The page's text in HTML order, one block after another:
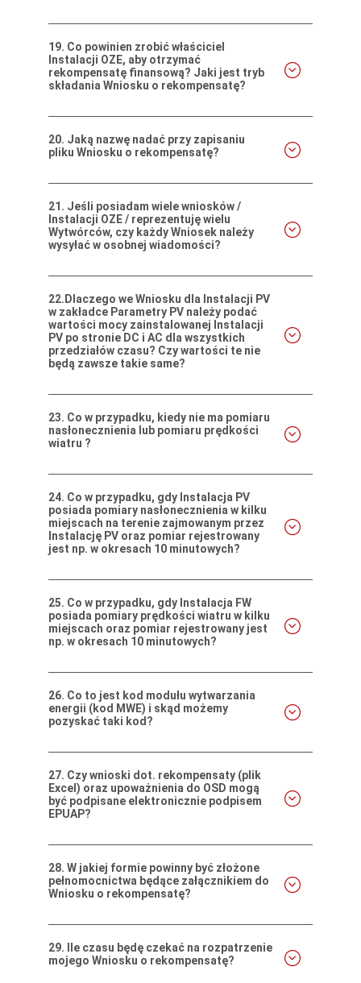
19. Co powinien zrobić właściciel
Instalacji OZE, aby otrzymać
rekompensatę finansową? Jaki jest tryb
składania Wniosku o rekompensatę?
20. Jaką nazwę nadać przy zapisaniu
pliku Wniosku o rekompensatę?
21. Jeśli posiadam wiele wniosków /
Instalacji OZE / reprezentuję wielu
Wytwórców, czy każdy Wniosek należy
wysyłać w osobnej wiadomości?
22. Dlaczego we Wniosku dla Instalacji PV
w zakładce Parametry PV należy podać
wartości mocy zainstalowanej Instalacji
PV po stronie DC i AC dla wszystkich
przedziałów czasu? Czy wartości te nie
będą zawsze takie same?
23. Co w przypadku, kiedy nie ma pomiaru
nasłonecznienia lub pomiaru prędkości
wiatru ?
24. Co w przypadku, gdy Instalacja PV
posiada pomiary nasłonecznienia w kilku
miejscach na terenie zajmowanym przez
Instalację PV oraz pomiar rejestrowany
jest np. w okresach 10 minutowych?
25. Co w przypadku, gdy Instalacja FW
posiada pomiary prędkości wiatru w kilku
miejscach oraz pomiar rejestrowany jest
np. w okresach 10 minutowych?
26. Co to jest kod modułu wytwarzania
energii (kod MWE) i skąd możemy
pozyskać taki kod?
27. Czy wnioski dot. rekompensaty (plik
Excel) oraz upoważnienia do OSD mogą
być podpisane elektronicznie podpisem
EPUAP?
28. W jakiej formie powinny być złożone
pełnomocnictwa będące załącznikiem do
Wniosku o rekompensatę?
29.
Ile czasu będę czekać na rozpatrzenie
mojego Wniosku o rekompensatę?